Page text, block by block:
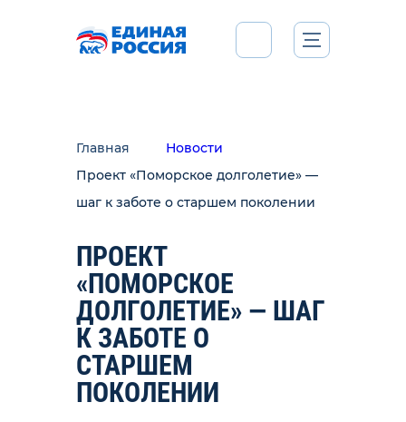
Главная
Новости
Проект «Поморское долголетие» —
шаг к заботе о старшем поколении
ПРОЕКТ
«ПОМОРСКОЕ
ДОЛГОЛЕТИЕ» — ШАГ
К ЗАБОТЕ О
СТАРШЕМ
ПОКОЛЕНИИ